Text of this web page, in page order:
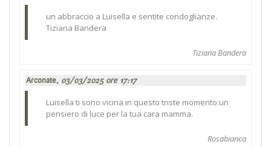
un abbraccio a Luisella e sentite condoglianze.
Tiziana Bandera
Tiziana Bandera
Arconate, 03/03/2025 ore 17:17
Luisella ti sono vicina in questo triste momento:un
pensiero di luce per la tua cara mamma.
Rosabianca